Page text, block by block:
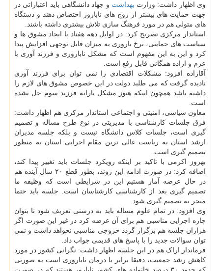
وی اظهار داشت: وزارت بهداشت و جهاد دانشگاهی باید اعتباراتی در
جهت حمایت های بیشتر از زوج های نابارور اختصاص دهند و دستگاه
های متولی هم در مورد فرهنگ سازی تلاش بیشتری داشته باشند.
استاندار مرکزی تصریح کرد: در اوایل دهه هفتاد با ایجاد مشوق ها و
سیاست های حمایتی، نرخ باروری به میزان قابل توجهی افزایش پیدا
کرد و این به این مفهوم است که مشکل ناباروری و فرزند آوری با
عزم و اراده همگانی قابل رفع است.
آقازاده افزود: مشکلات اقتصادی را نمی توان برای فرزند آوری
نادیده گرفت که می طلبد دولت در این خصوص مشوق های لازم را
داشته باشد همچون اینکه هنوز مشکل یارانه فرزند سوم حل نشده
است.
معاون سیاسی، امنیتی و اجتماعی استاندار مرکزی هم اظهار داشت:
فرق جلسات کارشناسی با مدیریتی در نوع طرح مساله و تصمیم
گیری است، جلسات کلاس دانشگاه نیست و بلکه جلسه مدیران
ارشد استان به ریاست عالی ترین مقام اجرایی استان به منظور
تصمیم گیری است.
بهروز اکرمی با تاکید بر اینکه رویکرد جلسات باید تغییر پیدا کند،
اضافه کرد: در صورت ادامه این روند، بطور قطع ۲۰ سال آینده هم
در حال عرضه آمار هستیم این در شرایطی است که وظیفه ما
تصمیم گیری بعد از کارشناسی کارشناسان است. جلسه باید حتما
منجر به تصمیم گیری شود.
وی افزود: در تمام علوم مساله باید به درستی تعریف شود تا بتوان
چاره اجرایی مناسبی هم برای آن عرضه کرد در غیر این صورت اگر
هزاران جلسه هم برگزار گردد خروجی مناسبی نخواهد داشت و نمی
توان سوالات جدید را با پاسخ های قدیمی جواب داد.
فرماندار اراک هم در این جلسه اظهار داشت: نگرانی کشور در مورد
کاهش رشد جمعیت، دقیقا برابر با درمان ناباروری است به صورتی